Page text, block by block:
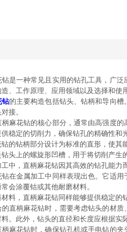
一种常见且实用的钻孔工具，广泛
、工作原理、应用领域以及选择和使
钻的主要构造包括钻头、钻柄和导向
接。
花钻的核心部分，通常由高强度的
稳定的切削力，确保钻孔的精确性和
钻柄部分设计为标准的直形，使其能
上的螺旋形凹槽，用于将切削产生的
，直柄麻花钻因其高效的钻孔能力而
金属加工中同样表现出色。它适用
会涂覆钴或其他耐磨材料。
，直柄麻花钻同样能够提供稳定的钻
柄麻花钻时，需要考虑钻头的材质
。此外，钻头的直径和长度应根据实
花钻时，确保钻孔机或手电钻的夹